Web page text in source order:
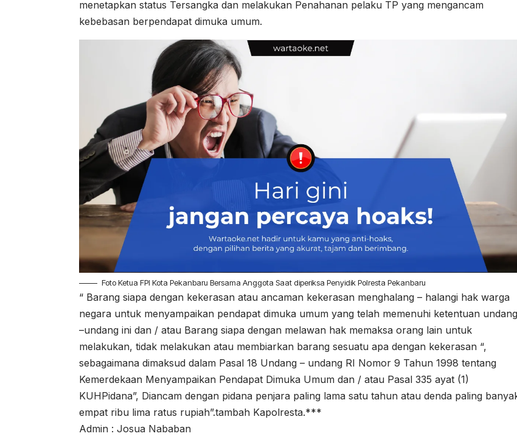
menetapkan status Tersangka dan melakukan Penahanan pelaku TP yang mengancam
kebebasan berpendapat dimuka umum.
Foto Ketua FPI Kota Pekanbaru Bersama Anggota Saat diperiksa Penyidik Polresta Pekanbaru
“ Barang siapa dengan kekerasan atau ancaman kekerasan menghalang – halangi hak warga
negara untuk menyampaikan pendapat dimuka umum yang telah memenuhi ketentuan undang
–undang ini dan / atau Barang siapa dengan melawan hak memaksa orang lain untuk
melakukan, tidak melakukan atau membiarkan barang sesuatu apa dengan kekerasan “,
sebagaimana dimaksud dalam Pasal 18 Undang – undang RI Nomor 9 Tahun 1998 tentang
Kemerdekaan Menyampaikan Pendapat Dimuka Umum dan / atau Pasal 335 ayat (1)
KUHPidana”, Diancam dengan pidana penjara paling lama satu tahun atau denda paling
empat ribu lima ratus rupiah”.tambah Kapolresta.***
Admin : Josua Nababan